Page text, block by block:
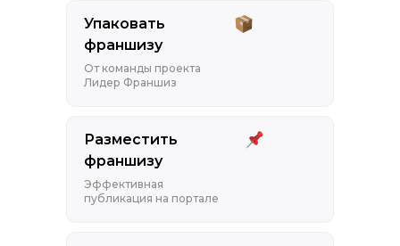
Разместить
франшизу
Эффективная
публикация на портале
Упаковать
франшизу
От команды проекта
Лидер Франшиз